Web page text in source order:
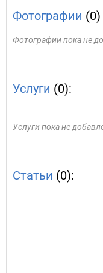
Фотографии (0)
Фотографии пока не
Услуги (0):
Услуги пока не
Статьи (0):